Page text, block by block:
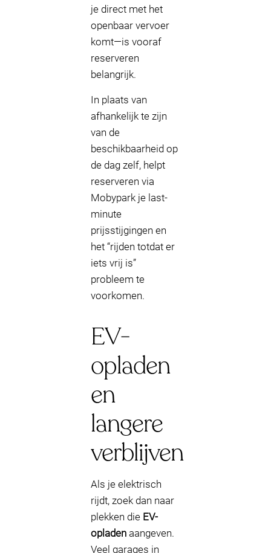
je direct met het
openbaar vervoer
komt—is vooraf
reserveren
belangrijk.
In plaats van
afhankelijk te zijn
van de
beschikbaarheid op
de dag zelf, helpt
reserveren via
Mobypark je last-
minute
prijsstijgingen en
het “rijden totdat er
iets vrij is”
probleem te
voorkomen.
EV-
opladen
en
langere
verblijven
Als je elektrisch
rijdt, zoek dan naar
plekken die EV-
opladen aangeven.
Veel garages in